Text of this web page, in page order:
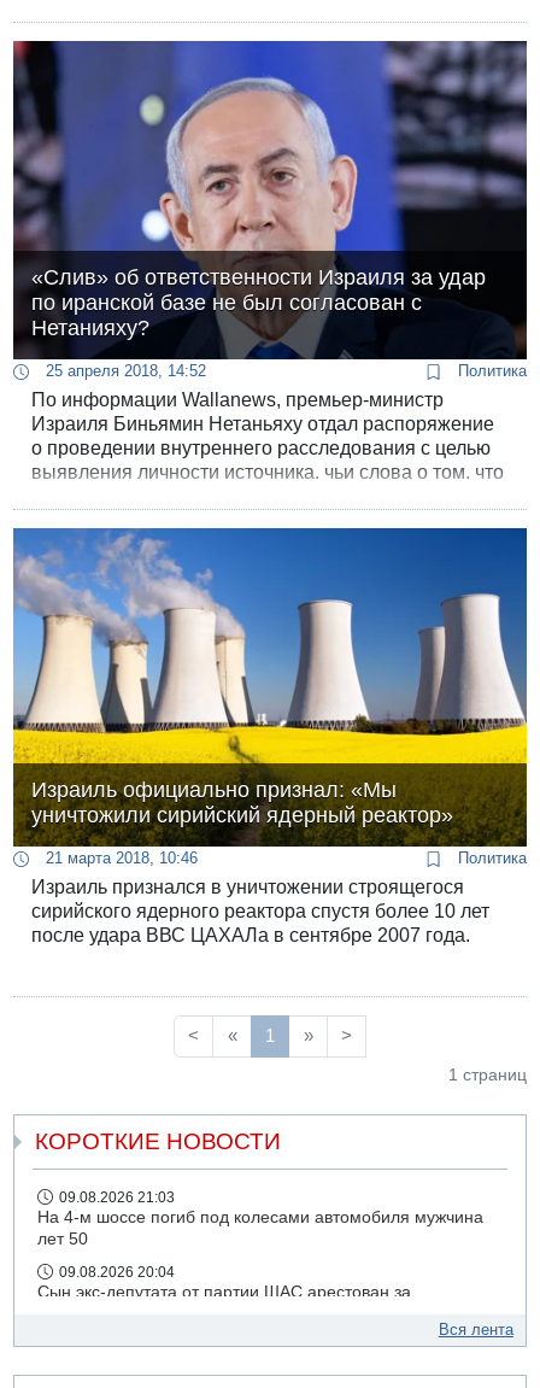
«Слив» об ответственности Израиля за удар
по иранской базе не был согласован с
Нетанияху?
25 апреля 2018, 14:52 Политика
По информации Wallanews, премьер-министр
Израиля Биньямин Нетаньяху отдал распоряжение
о проведении внутреннего расследования с целью
выявления личности источника, чьи слова о том, что
Израиль официально признал: «Мы
уничтожили сирийский ядерный реактор»
21 марта 2018, 10:46 Политика
Израиль признался в уничтожении строящегося
сирийского ядерного реактора спустя более 10 лет
после удара ВВС ЦАХАЛа в сентябре 2007 года.
< « 1 » >
1 страниц
КОРОТКИЕ НОВОСТИ
09.08.2026 21:03
На 4-м шоссе погиб под колесами автомобиля мужчина
лет 50
09.08.2026 20:04
Сын экс-депутата от партии ШАС арестован за
09.08.2026 19:36
Вся лента